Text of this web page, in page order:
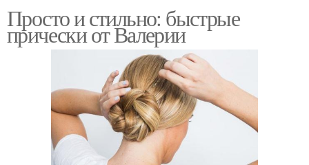
Просто и стильно: быстрые
прически от Валерии